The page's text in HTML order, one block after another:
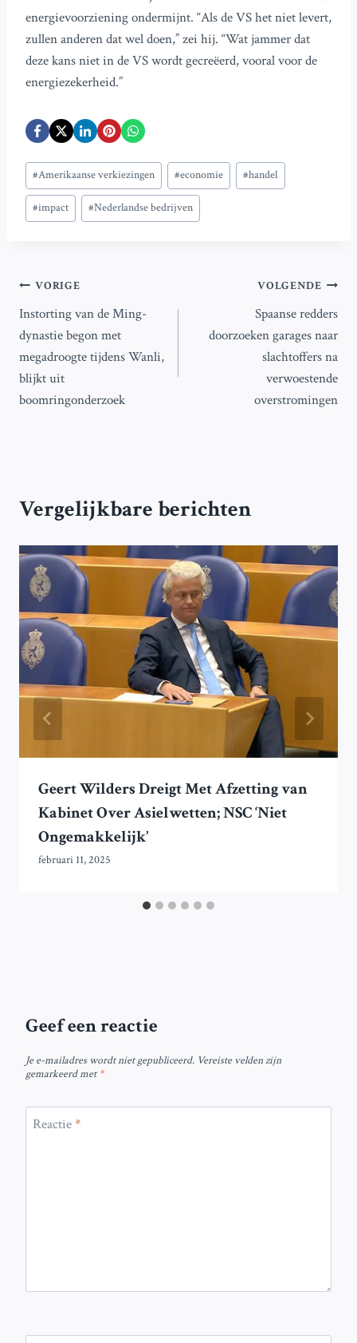
energievoorziening ondermijnt. “Als de VS het niet levert,
zullen anderen dat wel doen,” zei hij. “Wat jammer dat
deze kans niet in de VS wordt gecreëerd, vooral voor de
energiezekerheid.”
Bericht
tags:
#Amerikaanse verkiezingen #economie #handel
#impact #Nederlandse bedrijven
Bericht
navigatie
VORIGE
Instorting van de Ming-
dynastie begon met
megadroogte tijdens Wanli,
blijkt uit
boomringonderzoek
VOLGENDE
Spaanse redders
doorzoeken garages naar
slachtoffers na
verwoestende
overstromingen
Vergelijkbare berichten
Geert Wilders Dreigt Met Afzetting van
Kabinet Over Asielwetten; NSC ‘Niet
Ongemakkelijk’
februari 11, 2025
Geef een reactie
Je e-mailadres wordt niet gepubliceerd. Vereiste velden zijn
gemarkeerd met*
Reactie*